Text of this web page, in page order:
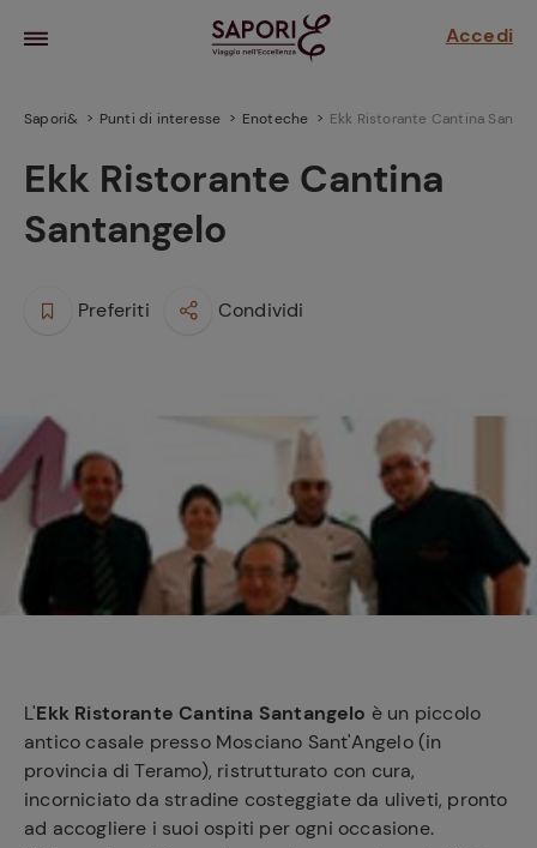
Accedi
e
ricetta
il
sensi di
Sapori& Punti di interesse Enoteche Ekk Ristorante Cantina
Ekk Ristorante Cantina
Santangelo
Preferiti Condividi
L'Ekk Ristorante Cantina Santangelo è un piccolo
antico casale presso Mosciano Sant'Angelo (in
provincia di Teramo), ristrutturato con cura,
incorniciato da stradine costeggiate da uliveti, pronto
ad accogliere i suoi ospiti per ogni occasione.